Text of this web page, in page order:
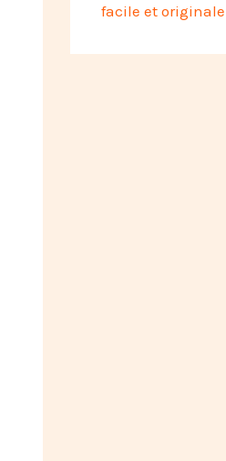
facile et originale